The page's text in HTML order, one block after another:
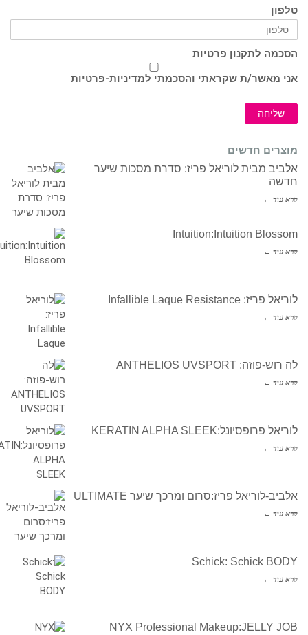
טלפון
הסכמה לתקנון פרטיות
אני מאשר/ת שקראתי והסכמתי למדיניות-פרטיות
שליחה
מוצרים חדשים
אלביב מבית לוריאל פריז: סדרת מסכות שיער
חדשה
קרא עוד ←
Intuition:Intuition Blossom
קרא עוד ←
לוריאל פריז: Infallible Laque Resistance
קרא עוד ←
לה רוש-פוזה: ANTHELIOS UVSPORT
קרא עוד ←
לוריאל פרופסיונל:KERATIN ALPHA SLEEK
קרא עוד ←
אלביב-לוריאל פריז:סרום ומרכך שיער ULTIMATE
קרא עוד ←
Schick: Schick BODY
קרא עוד ←
NYX Professional Makeup:JELLY JOB